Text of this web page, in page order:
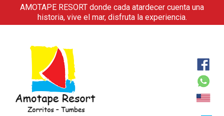
AMOTAPE RESORT donde cada atardecer cuenta una
historia, vive el mar, disfruta la experiencia.